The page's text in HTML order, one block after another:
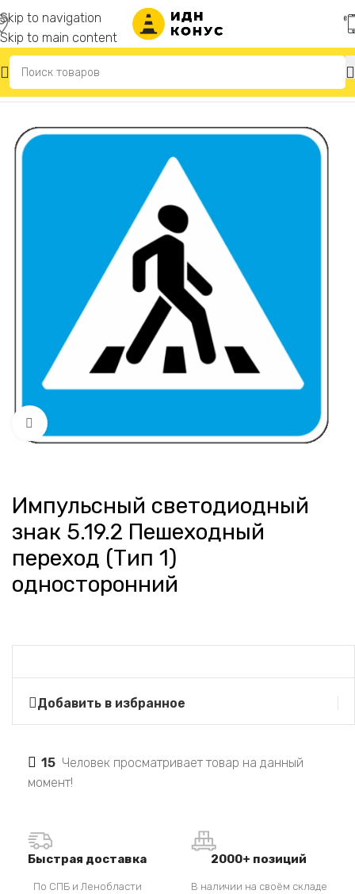
Skip to navigation
Skip to main content
Главная Светодиодные дорожные знаки
Нажмите, чтобы увеличить
Импульсный светодиодный
знак 5.19.2 Пешеходный
переход (Тип 1)
односторонний
Добавить в избранное
15 Человек просматривает товар на данный
момент!
Быстрая доставка
По СПБ и Ленобласти
2000+ позиций
В наличии на своём складе